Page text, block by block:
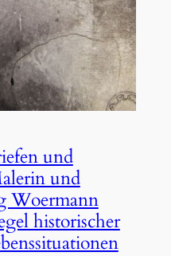
und
und
Woermann
historischer